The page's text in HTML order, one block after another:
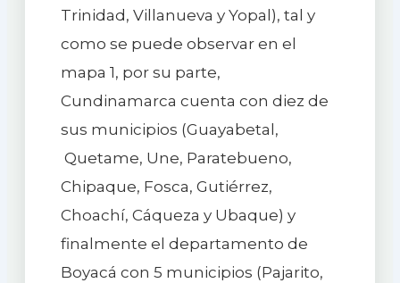
Trinidad, Villanueva y Yopal), tal y
como se puede observar en el
mapa 1, por su parte,
Cundinamarca cuenta con diez de
sus municipios (Guayabetal,
Quetame, Une, Paratebueno,
Chipaque, Fosca, Gutiérrez,
Choachí, Cáqueza y Ubaque) y
finalmente el departamento de
Boyacá con 5 municipios (Pajarito,